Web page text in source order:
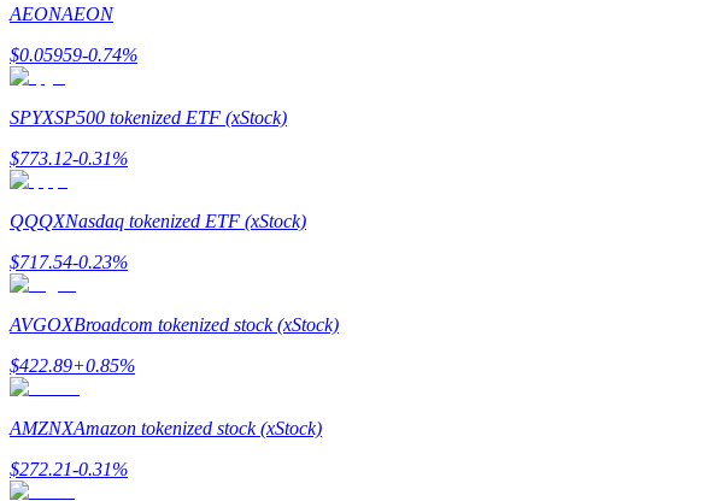
ข้อมูล
การวิเคราะห์ข้อมูลขนาดใหญ่ รวมถึงข้อมูลการค้า ฯลฯ
แนะนำ
คู่มือเริ่มต้นฟิวเจอร์ส
AEONAEON
$0.05959-0.74%
SPYXSP500 tokenized ETF (xStock)
$773.12-0.31%
QQQXNasdaq tokenized ETF (xStock)
$717.54-0.23%
AVGOXBroadcom tokenized stock (xStock)
$422.89+0.85%
AMZNXAmazon tokenized stock (xStock)
$272.21-0.31%